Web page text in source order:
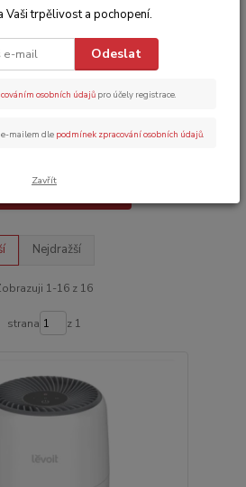
AirgoClean® ONE H14
19 752 Kč bez DPH
Nejdražší
1-16 z 16
strana z 1
Vaši trpělivost a pochopení.
Odeslat
osobních údajů pro účely registrace.
mailem dle podmínek zpracování osobních údajů
Zavřít